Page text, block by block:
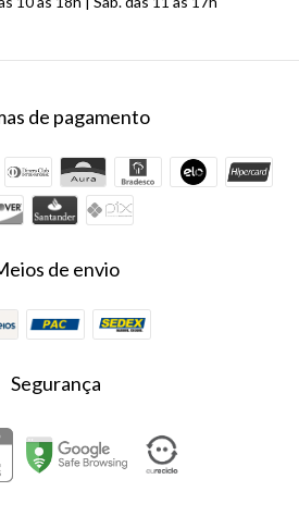
de pagamento
de envio
Segurança